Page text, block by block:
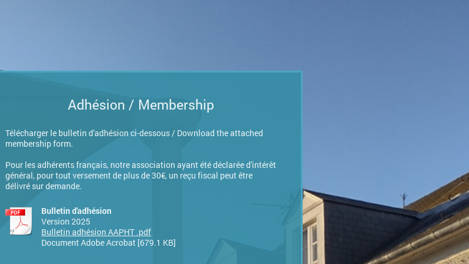
Adhésion / Membership
Télécharger le bulletin d'adhésion ci-dessous / Download the attached
membership form.
Pour les adhérents français, notre association ayant été déclarée d'intérêt
général, pour tout versement de plus de 30€, un reçu fiscal peut être
délivré sur demande.
Bulletin d'adhésion
Version 2025
Bulletin adhésion AAPHT .pdf
Document Adobe Acrobat [679.1 KB]